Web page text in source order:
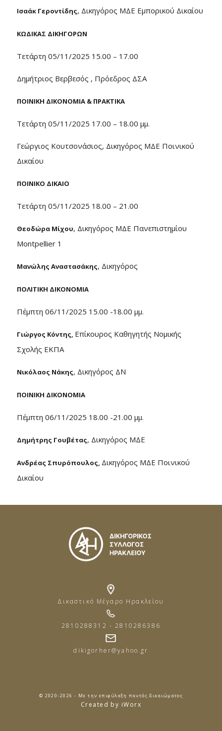
Ισαάκ Γεροντίδης, Δικηγόρος ΜΔΕ Εμπορικού Δικαίου
ΚΩΔΙΚΑΣ ΔΙΚΗΓΟΡΩΝ
Τετάρτη 05/11/2025 15.00 – 17.00
Δημήτριος Βερβεσός , Πρόεδρος ΔΣΑ
ΠΟΙΝΙΚΗ ΔΙΚΟΝΟΜΙΑ & ΠΡΑΚΤΙΚΑ
Τετάρτη 05/11/2025 17.00 – 18.00 μμ.
Γεώργιος Κουτσονάσιος, Δικηγόρος ΜΔΕ Ποινικού
Δικαίου
ΠΟΙΝΙΚΟ ΔΙΚΑΙΟ
Τετάρτη 05/11/2025 18.00 – 21.00
Θεοδώρα Μίχου, Δικηγόρος ΜΔΕ Πανεπιστημίου
Montpellier 1
Μανώλης Αναστασάκης, Δικηγόρος
ΠΟΛΙΤΙΚΗ ΔΙΚΟΝΟΜΙΑ
Πέμπτη 06/11/2025 15.00 -18.00 μμ.
Γιώργος Κόντης, Επίκουρος Καθηγητής Νομικής
Σχολής ΕΚΠΑ
Νικόλαος Νάκης, Δικηγόρος ΔΝ
ΠΟΙΝΙΚΗ ΔΙΚΟΝΟΜΙΑ
Πέμπτη 06/11/2025 18.00 -21.00 μμ.
Δημήτρης Γουβέτας, Δικηγόρος ΜΔΕ
Ανδρέας Σπυρόπουλος, Δικηγόρος ΜΔΕ Ποινικού
Δικαίου
Δικαστικό Μέγαρο Ηρακλείου
2810288312 - 2810286386
dikigorher@yahoo.gr
© 2020-2026 - Με την επιφύλαξη παντός δικαιώματος
Created by iWorx